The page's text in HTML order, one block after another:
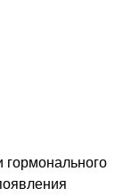
гормонального